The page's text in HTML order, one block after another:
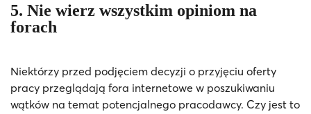
5. Nie wierz wszystkim opiniom na
forach
Niektórzy przed podjęciem decyzji o przyjęciu oferty
pracy przeglądają fora internetowe w poszukiwaniu
wątków na temat potencjalnego pracodawcy. Czy jest to